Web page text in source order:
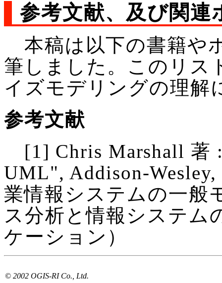
参考文献、及び関連
本稿は以下の書籍や
筆しました。このリス
イズモデリングの理解
参考文献
[1] Chris Marshall 著
UML", Addison-
業情報システムの一
ス分析と情報システム
ケーション）
© 2002 OGIS-RI Co., Ltd.